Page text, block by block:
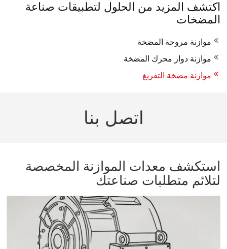
اكتشف المزيد من الحلول لتطبيقات صناعة
المضخات
موازنة مروحة المضخة
موازنة دوار محرك المضخة
موازنة مضخة التفريغ
اتصل بنا
استكشف معدات الموازنة المخصصة
لتلائم متطلبات صناعتك